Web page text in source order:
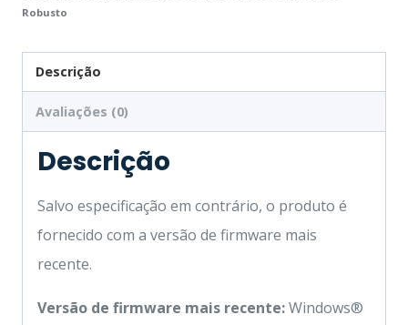
Robusto
Descrição
Avaliações (0)
Descrição
Salvo especificação em contrário, o produto é
fornecido com a versão de firmware mais
recente.
Versão de firmware mais recente:Windows®